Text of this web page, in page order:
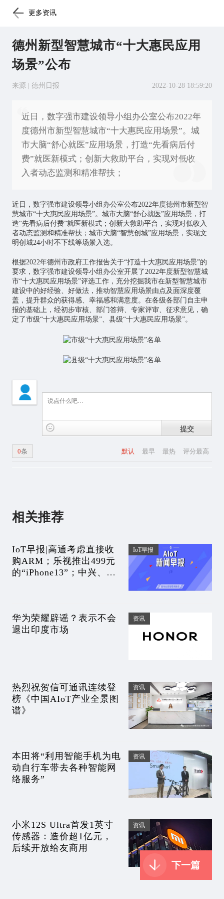
更多资讯
德州新型智慧城市“十大惠民应用
场景”公布
来源 | 德州日报 2022-10-28 18:59:20
近日，数字强市建设领导小组办公室公布2022年
度德州市新型智慧城市“十大惠民应用场景”。城
市大脑“舒心就医”应用场景，打造“先看病后付
费”就医新模式；创新大救助平台，实现对低收
入者动态监测和精准帮扶；
近日，数字强市建设领导小组办公室公布2022年度德州市新型智
慧城市“十大惠民应用场景”。城市大脑“舒心就医”应用场景，打
造“先看病后付费”就医新模式；创新大救助平台，实现对低收入
者动态监测和精准帮扶；城市大脑“智慧创城”应用场景，实现文
明创城24小时不下线等场景入选。
根据2022年德州市政府工作报告关于“打造十大惠民应用场景”的
要求，数字强市建设领导小组办公室开展了2022年度新型智慧城
市“十大惠民应用场景”评选工作，充分挖掘我市在新型智慧城市
建设中的好经验、好做法，推动智慧应用场景由点及面深度覆
盖，提升群众的获得感、幸福感和满意度。在各级各部门自主申
报的基础上，经初步审核、部门答辩、专家评审、征求意见，确
定了市级“十大惠民应用场景”、县级“十大惠民应用场景”。
提交
默认 最早 最热 评分最高
0条
相关推荐
IoT早报|高通考虑直接收
购ARM；乐视推出499元
的“iPhone13”；中兴、
IoT早报
华为荣耀辟谣？表示不会
退出印度市场
资讯
热烈祝贺信可通讯连续登
榜《中国AIoT产业全景图
谱》
资讯
本田将“利用智能手机为电
动自行车带去各种智能网
络服务”
资讯
小米12S Ultra首发1英寸
传感器：造价超1亿元，
后续开放给友商用
资讯
下一篇